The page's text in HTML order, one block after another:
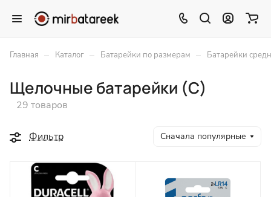
Главная – Каталог – Батарейки по размерам – Батарейки
Щелочные батарейки (C)
29 товаров
Фильтр Сначала популярные